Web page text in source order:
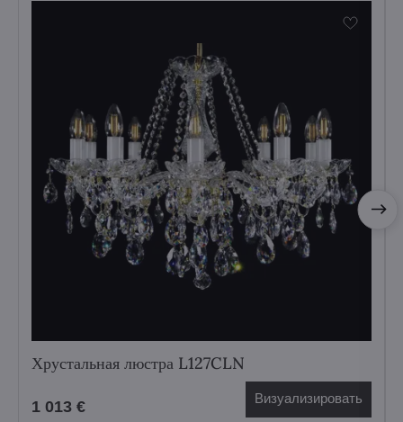
Хрустальная люстра L127CLN
1 013 € Визуализировать